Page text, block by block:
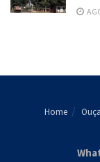
Home